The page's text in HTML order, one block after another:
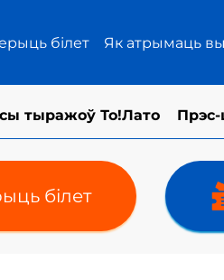
білет Як атрымаць
тыражоў То!Лато Прэс-
білет